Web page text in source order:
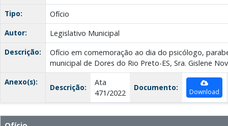
Tipo:
Ofício
Autor:
Legislativo Municipal
Descrição:
Ofício em comemoração ao dia do psicólogo,
municipal de Dores do Rio Preto-ES, Sra. Gislene
Anexo(s):
Descrição:
Ata
471/2022
Documento: Download